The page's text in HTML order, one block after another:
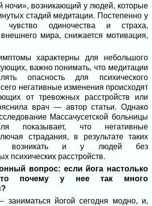
ночи», возникающий у людей, которые
стадий медитации. Постепенно у
чувство одиночества и страха,
мира, снижается мотивация,
характерны для небольшого
важно понимать, что медитации
опасность для психического
негативные изменения происходят
от тревожных расстройств или
врач — автор статьи. Однако
Массачусетской больницы
показывает, что негативные
страдания, в результате таких
возникать и у людей без
психических расстройств.
вопрос: если йога настолько
то почему у нее так много
заниматься йогой сегодня модно, и,